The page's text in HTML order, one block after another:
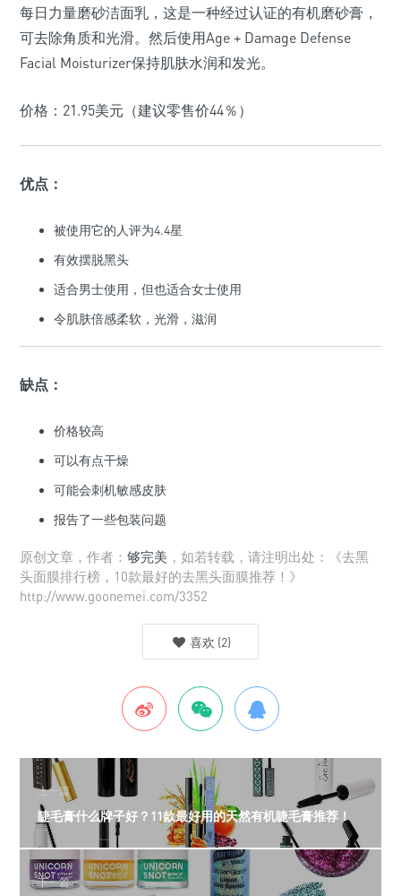
每日力量磨砂洁面乳，这是一种经过认证的有机磨砂膏，
可去除角质和光滑。然后使用Age + Damage Defense
Facial Moisturizer保持肌肤水润和发光。
价格：21.95美元（建议零售价44％）
优点：
被使用它的人评为4.4星
有效摆脱黑头
适合男士使用，但也适合女士使用
令肌肤倍感柔软，光滑，滋润
缺点：
价格较高
可以有点干燥
可能会刺机敏感皮肤
报告了一些包装问题
原创文章，作者： 够完美 ，如若转载，请注明出处：《去黑
头面膜排行榜，10款最好的去黑头面膜推荐！》
http://www.goonemei.com/3352
喜欢 (2)
上一篇
睫毛膏什么牌子好？11款最好用的天然有机睫毛膏推荐！
下一篇